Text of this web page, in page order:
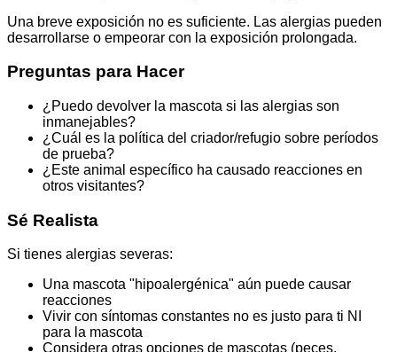
Una breve exposición no es suficiente. Las alergias pueden
desarrollarse o empeorar con la exposición prolongada.
Preguntas para Hacer
¿Puedo devolver la mascota si las alergias son
inmanejables?
¿Cuál es la política del criador/refugio sobre períodos
de prueba?
¿Este animal específico ha causado reacciones en
otros visitantes?
Sé Realista
Si tienes alergias severas:
Una mascota "hipoalergénica" aún puede causar
reacciones
Vivir con síntomas constantes no es justo para ti NI
para la mascota
Considera otras opciones de mascotas (peces,